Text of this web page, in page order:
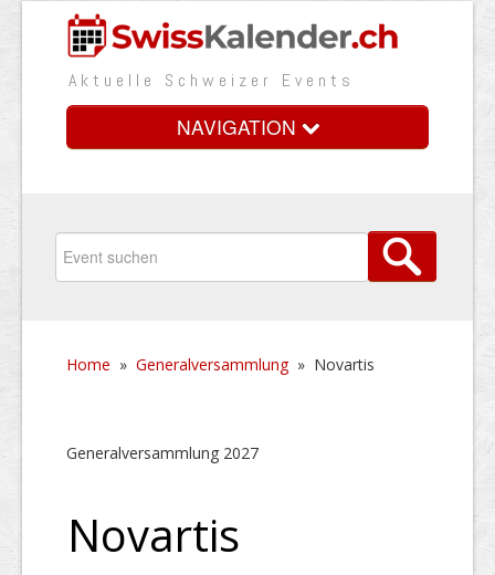
Aktuelle Schweizer Events
NAVIGATION
Vorteile
Medienbooster
Home » Generalversammlung» Novartis
Generalversammlung 2027
Novartis